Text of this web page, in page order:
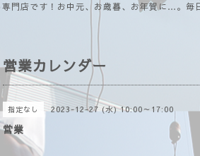
門店です！お中元、お歳暮、お年賀に…。
営業カレンダー
指定なし 2023-12-27 (水) 10:00～17:00
営業